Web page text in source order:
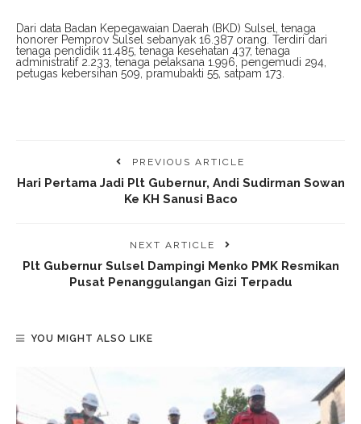
Dari data Badan Kepegawaian Daerah (BKD) Sulsel, tenaga
honorer Pemprov Sulsel sebanyak 16.387 orang. Terdiri dari
tenaga pendidik 11.485, tenaga kesehatan 437, tenaga
administratif 2.233, tenaga pelaksana 1.996, pengemudi 294,
petugas kebersihan 509, pramubakti 55, satpam 173.
PREVIOUS ARTICLE
Hari Pertama Jadi Plt Gubernur, Andi Sudirman Sowan
Ke KH Sanusi Baco
NEXT ARTICLE
Plt Gubernur Sulsel Dampingi Menko PMK Resmikan
Pusat Penanggulangan Gizi Terpadu
YOU MIGHT ALSO LIKE